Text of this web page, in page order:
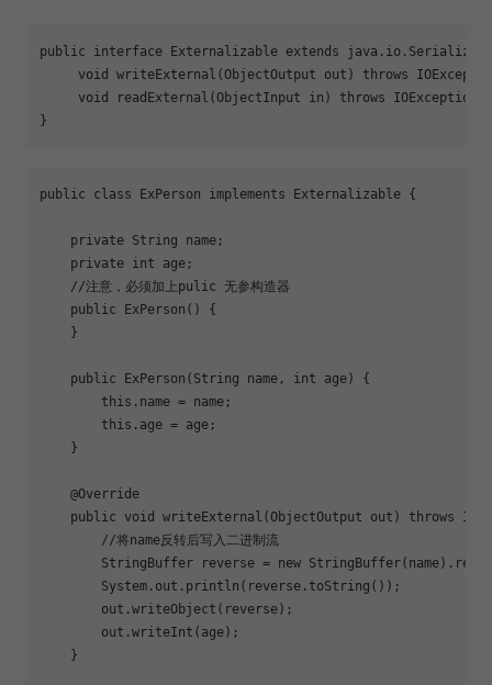
public interface Externalizable extends java . io .
void
writeExternal (ObjectOutput out) throws
void
readExternal (ObjectInput in) throws IOException,
}
public class ExPerson implements Externalizable {
private String name;
private int age;
//注意，必须加上pulic 无参构造器
public
ExPerson ()
{
}
public ExPerson (String name, int age)
{
this .name = name;
this .age = age;
}
@Override
public
void writeExternal (ObjectOutput out) throws
//将name反转后写入二进制流
StringBuffer reverse = new
System.out.println(reverse.toString());
out.writeObject(reverse);
out.writeInt(age);
}